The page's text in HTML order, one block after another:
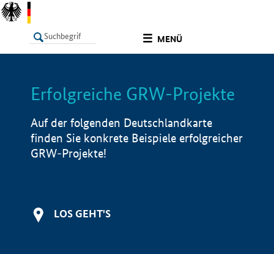
MENÜ
LISTE Info
Erfolgreiche GRW-Projekte
Auf der folgenden Deutschlandkarte
finden Sie konkrete Beispiele erfolgreicher
GRW-Projekte!
LOS GEHT'S